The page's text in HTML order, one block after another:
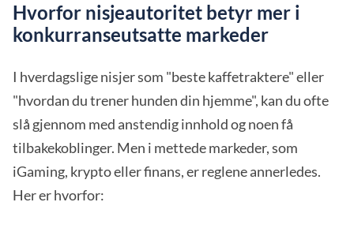
Hvorfor nisjeautoritet betyr mer i
konkurranseutsatte markeder
I hverdagslige nisjer som "beste kaffetraktere" eller
"hvordan du trener hunden din hjemme", kan du ofte
slå gjennom med anstendig innhold og noen få
tilbakekoblinger. Men i mettede markeder, som
iGaming, krypto eller finans, er reglene annerledes.
Her er hvorfor: